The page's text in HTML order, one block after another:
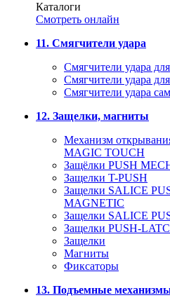
Каталоги
Смотреть онлайн
11. Смягчители удара
Смягчители удара
Смягчители удара
Cмягчители удара
12. Защелки, магниты
Механизм
MAGIC TOUCH
Защёлки PUSH
Защелки T-PUSH
Защелки SALICE
MAGNETIC
Защелки SALICE
Защелки PUSH-
Защелки
Магниты
Фиксаторы
13. Подъемные